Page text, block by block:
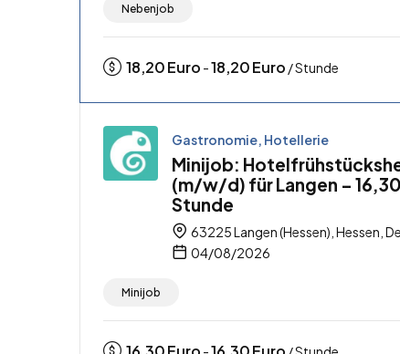
Nebenjob
18,20Euro -18,20Euro / Stunde
Gastronomie, Hotellerie
Minijob:
(m/w/d) für Langen –
Stunde
63225 Langen (Hessen), Hessen,
04/08/2026
Minijob